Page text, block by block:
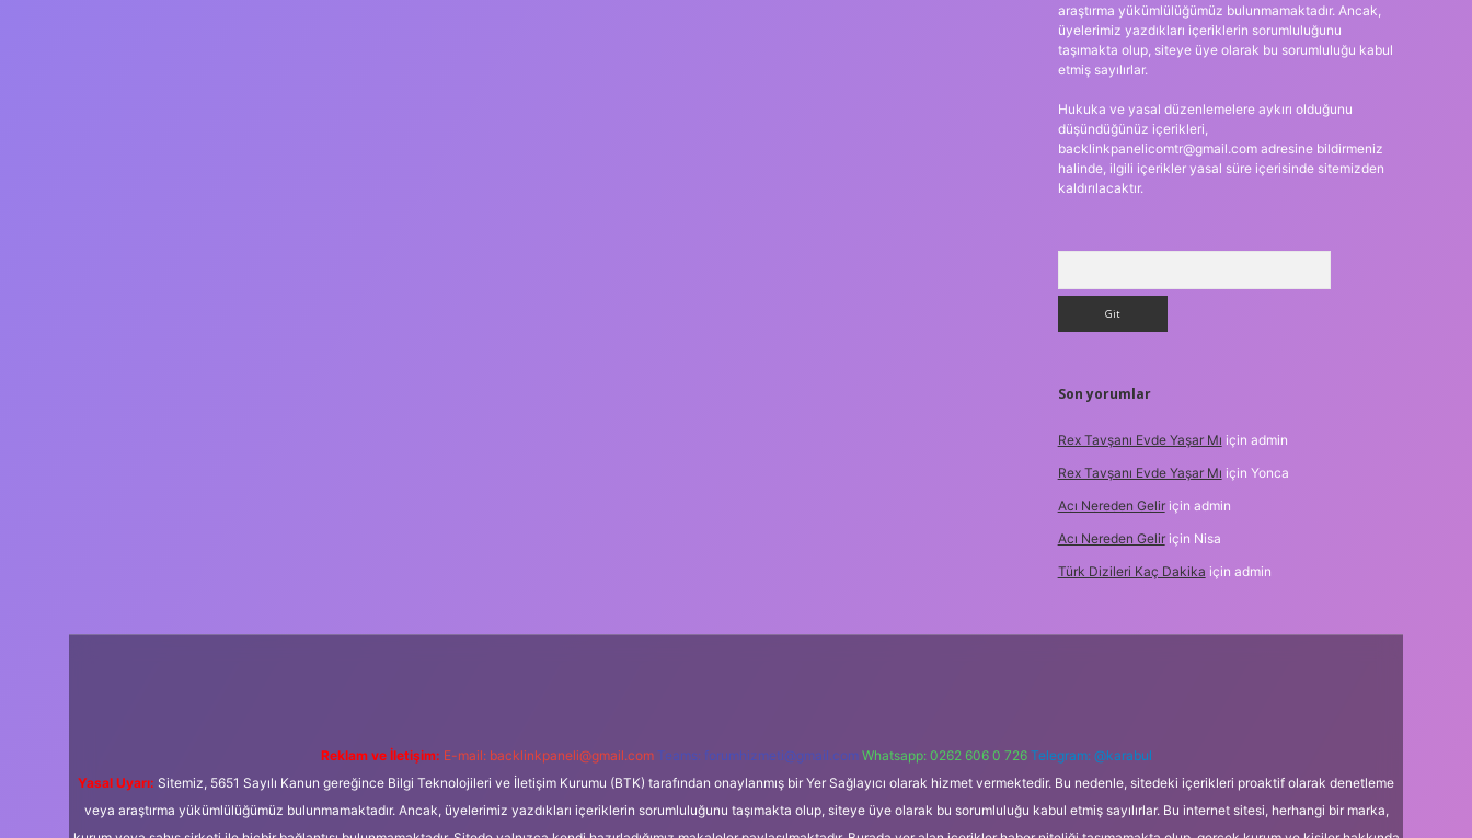
araştırma yükümlülüğümüz bulunmamaktadır. Ancak,
üyelerimiz yazdıkları içeriklerin sorumluluğunu
taşımakta olup, siteye üye olarak bu sorumluluğu kabul
etmiş sayılırlar.
Hukuka ve yasal düzenlemelere aykırı olduğunu
düşündüğünüz içerikleri,
backlinkpanelicomtr@gmail.comadresine bildirmeniz
halinde, ilgili içerikler yasal süre içerisinde sitemizden
kaldırılacaktır.
Son yorumlar
Rex Tavşanı Evde Yaşar Mı için admin
Rex Tavşanı Evde Yaşar Mı için Yonca
Acı Nereden Geliriçin admin
Acı Nereden Geliriçin Nisa
Türk Dizileri Kaç Dakika için admin
Reklam ve İletişim: E-mail: backlinkpaneli@gmail.com Teams: forumhizmeti@gmail.com Whatsapp: 0262 606 0 726 Telegram: @karabul
Yasal Uyarı: Sitemiz, 5651 Sayılı Kanun gereğince Bilgi Teknolojileri ve İletişim Kurumu (BTK) tarafından onaylanmış bir Yer Sağlayıcı olarak hizmet vermektedir. Bu nedenle, sitedeki içerikleri proaktif olarak denetleme
veya araştırma yükümlülüğümüz bulunmamaktadır. Ancak, üyelerimiz yazdıkları içeriklerin sorumluluğunu taşımakta olup, siteye üye olarak bu sorumluluğu kabul etmiş sayılırlar. Bu internet sitesi, herhangi bir marka,